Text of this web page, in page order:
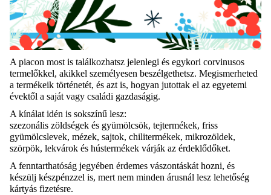
A piacon most is találkozhatsz jelenlegi és egykori corvinusos
termelőkkel, akikkel személyesen beszélgethetsz. Megismerheted
a termékeik történetét, és azt is, hogyan jutottak el az egyetemi
évektől a saját vagy családi gazdaságig.
A kínálat idén is sokszínű lesz:
szezonális zöldségek és gyümölcsök, tejtermékek, friss
gyümölcslevek, mézek, sajtok, chilitermékek, mikrozöldek,
szörpök, lekvárok és hústermékek várják az érdeklődőket.
A fenntarthatóság jegyében érdemes vászontáskát hozni, és
készülj készpénzzel is, mert nem minden árusnál lesz lehetőség
kártyás fizetésre.